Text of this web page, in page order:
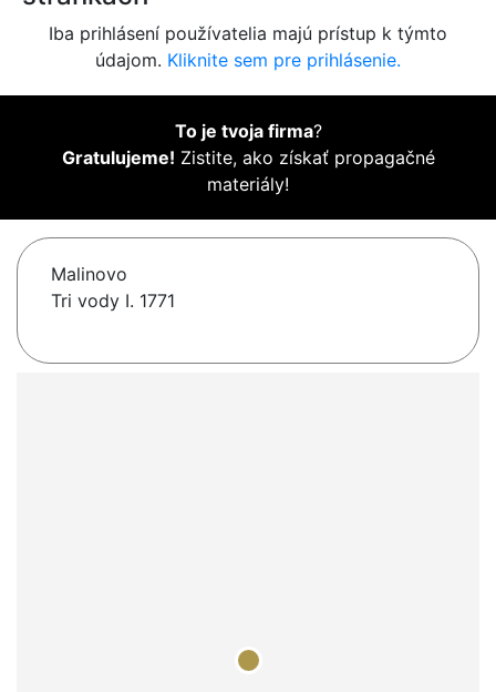
Iba prihlásení používatelia majú prístup k týmto
údajom. Kliknite sem pre prihlásenie.
To je tvoja firma?
Gratulujeme! Zistite, ako získať propagačné
materiály!
Malinovo
Tri vody I. 1771